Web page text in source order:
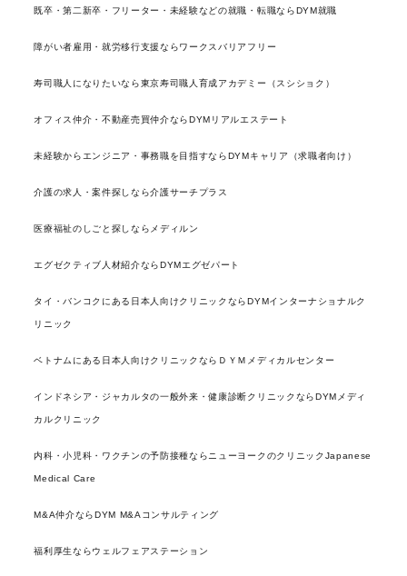
既卒・第二新卒・フリーター・未経験などの就職・転職ならDYM就職
障がい者雇用・就労移行支援ならワークスバリアフリー
寿司職人になりたいなら東京寿司職人育成アカデミー（スシショク）
オフィス仲介・不動産売買仲介ならDYMリアルエステート
未経験からエンジニア・事務職を目指すならDYMキャリア（求職者向け）
介護の求人・案件探しなら介護サーチプラス
医療福祉のしごと探しならメディルン
エグゼクティブ人材紹介ならDYMエグゼパート
タイ・バンコクにある日本人向けクリニックならDYMインターナショナルク
リニック
ベトナムにある日本人向けクリニックならＤＹＭメディカルセンター
インドネシア・ジャカルタの一般外来・健康診断クリニックならDYMメディ
カルクリニック
内科・小児科・ワクチンの予防接種ならニューヨークのクリニックJapanese
Medical Care
M&A仲介ならDYM M&Aコンサルティング
福利厚生ならウェルフェアステーション